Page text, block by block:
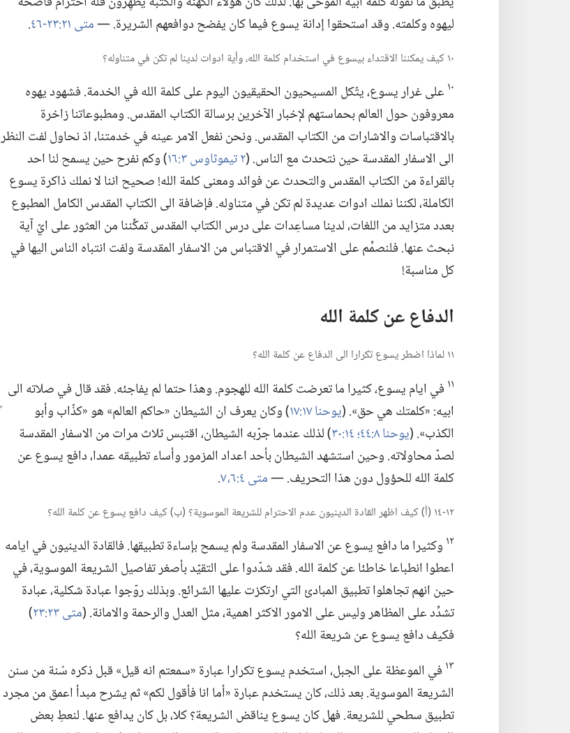
ليهوه وكلمته.‏ وقد استحقوا إدانة يسوع فيما كان يفضح دوافعهم الشريرة.‏ —‏متى ٢١:‏​٢٣-‏٤٦ ‏.‏
١٠ كيف يمكننا الاقتداء بيسوع في استخدام كلمة الله،‏ وأية ادوات لدينا لم تكن في متناوله؟‏
١٠على غرار يسوع،‏ يتّكل المسيحيون الحقيقيون اليوم على كلمة الله في الخدمة.‏ فشهود يهوه
معروفون حول العالم بحماستهم لإخبار الآخرين برسالة الكتاب المقدس.‏ ومطبوعاتنا زاخرة
بالاقتباسات والاشارات من الكتاب المقدس.‏ ونحن نفعل الامر عينه في خدمتنا،‏ اذ نحاول لفت النظر
الى الاسفار المقدسة حين نتحدث مع الناس.‏ (‏٢ تيموثاوس ٣:‏١٦
‏)‏ وكم نفرح حين يسمح لنا احد
بالقراءة من الكتاب المقدس والتحدث عن فوائد ومعنى كلمة الله!‏ صحيح اننا لا نملك ذاكرة يسوع
الكاملة،‏ لكننا نملك ادوات عديدة لم تكن في متناوله.‏ فإضافة الى الكتاب المقدس الكامل المطبوع
بعدد متزايد من اللغات،‏ لدينا مساعِدات على درس الكتاب المقدس تمكِّننا من العثور على ايّ آية
نبحث عنها.‏ فلنصمِّم على الاستمرار في الاقتباس من الاسفار المقدسة ولفت انتباه الناس اليها في
كل مناسبة!‏
الدفاع عن كلمة الله
١١ لماذا اضطر يسوع تكرارا الى الدفاع عن كلمة الله؟‏
١١ في ايام يسوع،‏ كثيرا ما تعرضت كلمة الله للهجوم.‏ وهذا حتما لم يفاجئه.‏ فقد قال في صلاته الى
ابيه:‏ «كلمتك هي حق».‏ (‏يوحنا ١٧:‏١٧
‏)‏ وكان يعرف ان الشيطان «حاكم العالم» هو «كذّاب وأبو
الكذب».‏ (‏يوحنا ٨:‏٤٤؛‏
‏)‏ لذلك عندما جرّبه الشيطان،‏ اقتبس ثلاث مرات من الاسفار المقدسة
لصدّ محاولاته.‏ وحين استشهد الشيطان بأحد اعداد المزمور وأساء تطبيقه عمدا،‏ دافع يسوع عن
كلمة الله للحؤول دون هذا التحريف.‏ —‏متى ٤:‏​٦،‏ ٧ ‏.‏
١٢-‏١٤ (‏أ)‏ كيف اظهر القادة الدينيون عدم الاحترام للشريعة الموسوية؟‏ (‏ب)‏ كيف دافع يسوع عن كلمة الله؟‏
١٢ وكثيرا ما دافع يسوع عن الاسفار المقدسة ولم يسمح بإساءة تطبيقها.‏ فالقادة الدينيون في ايامه
اعطوا انطباعا خاطئا عن كلمة الله.‏ فقد شدّدوا على التقيّد بأصغر تفاصيل الشريعة الموسوية،‏ في
حين انهم تجاهلوا تطبيق المبادئ التي ارتكزت عليها الشرائع.‏ وبذلك روّجوا عبادة شكلية،‏ عبادة
تشدِّد على المظاهر وليس على الامور الاكثر اهمية،‏ مثل العدل والرحمة والامانة.‏ (‏متى ٢٣:‏٢٣
‏)‏
فكيف دافع يسوع عن شريعة الله؟‏
١٣ في الموعظة على الجبل،‏ استخدم يسوع تكرارا عبارة «سمعتم انه قيل» قبل ذكره سُنة من سنن
الشريعة الموسوية.‏ بعد ذلك،‏ كان يستخدم عبارة «أما انا فأقول لكم» ثم يشرح مبدأ اعمق من مجرد
تطبيق سطحي للشريعة.‏ فهل كان يسوع يناقض الشريعة؟‏ كلا،‏ بل كان يدافع عنها.‏ لنعطِ بعض